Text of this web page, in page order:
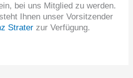
bei uns Mitglied zu werden.
Ihnen unser Vorsitzender
Strater zur Verfügung.